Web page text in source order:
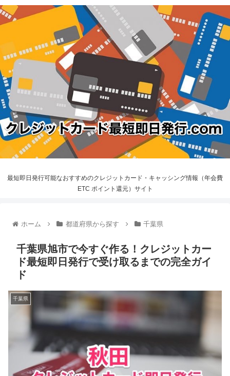
最短即日発行可能なおすすめのクレジットカード・キャッシング情報（年会費
ETC ポイント還元）サイト
ホーム 都道府県から探す 千葉県
千葉県旭市で今すぐ作る！クレジットカー
ド最短即日発行で受け取るまでの完全ガイ
ド
千葉県